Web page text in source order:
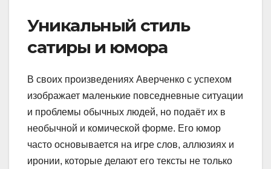
Уникальный стиль
сатиры и юмора
В своих произведениях Аверченко с успехом
изображает маленькие повседневные ситуации
и проблемы обычных людей, но подаёт их в
необычной и комической форме. Его юмор
часто основывается на игре слов, аллюзиях и
иронии, которые делают его тексты не только